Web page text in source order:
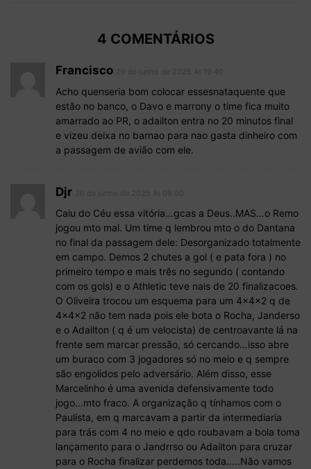
4 COMENTÁRIOS
Francisco
Acho quenseria bom colocar essesnataquente que
estão no banco, o Davo e marrony o time fica muito
amarrado ao PR, o adailton entra no 20 minutos final
e vizeu deixa no barnao para nao gasta dinheiro com
a passagem de avião com ele.
Djr
Caiu do Céu essa vitória…gcas a Deus..MAS…o Remo
jogou mto mal. Um time q lembrou mto o do Dantana
no final da passagem dele: Desorganizado totalmente
em campo. Demos 2 chutes a gol ( e pata fora ) no
primeiro tempo e mais três no segundo ( contando
com os gols) e o Athletic teve nais de 20 finalizacoes.
O Oliveira trocou um esquema para um 4x4x2 q de
4x4x2 não tem nada pois ele bota o Rocha, Janderso
e o Adailton ( q é um velocista) de centroavante lá na
frente sem marcar pressão, só cercando…isso abre
um buraco com 3 jogadores só no meio e q sempre
são engolidos pelo adversário. Além disso, esse
Marcelinho é uma avenida defensivamente todo
jogo…mto fraco. A organização q tínhamos com o
Paulista, em q marcavam a partir da intermediaria
para trás com 4 no meio e qdo roubavam a bola toma
lançamento para o Jandrrso ou Adailton para cruzar
para o Rocha finalizar perdemos toda…..Não vamos